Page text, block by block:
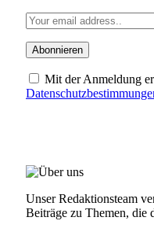
Mit der Anmeldung
Unser Redaktionsteam
Beiträge zu Themen, die